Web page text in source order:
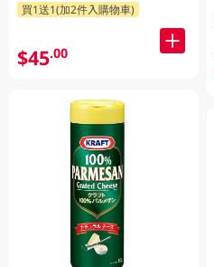
買1送1(加2件入購物車)
$45.00